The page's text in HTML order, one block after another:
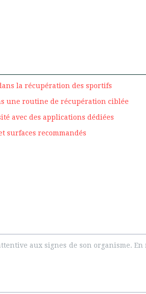
la récupération des sportifs
une routine de récupération ciblée
avec des applications dédiées
surfaces recommandés
aux signes de son organisme.